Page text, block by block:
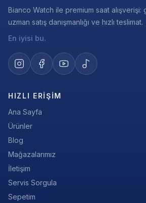
Bianco Watch ile premium saat alışverişi:
uzman satış danışmanlığı ve hızlı teslimat.
En iyisi bu.
HIZLI ERIŞIM
Ana Sayfa
Ürünler
Blog
Mağazalarımız
İletişim
Servis Sorgula
Sepetim